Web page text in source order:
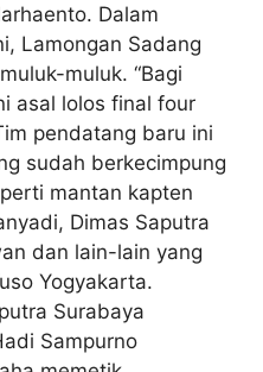
Dalam
Lamongan Sadang
muluk. “Bagi
asal lolos final four
pendatang baru ini
sudah berkecimpung
mantan kapten
Dimas Saputra
dan lain-lain yang
Yogyakarta.
Surabaya
Sampurno